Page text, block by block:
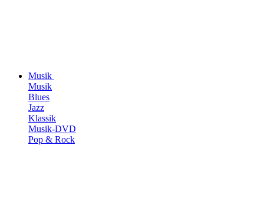
Musik
Musik
Blues
Jazz
Klassik
Musik-DVD
Pop & Rock